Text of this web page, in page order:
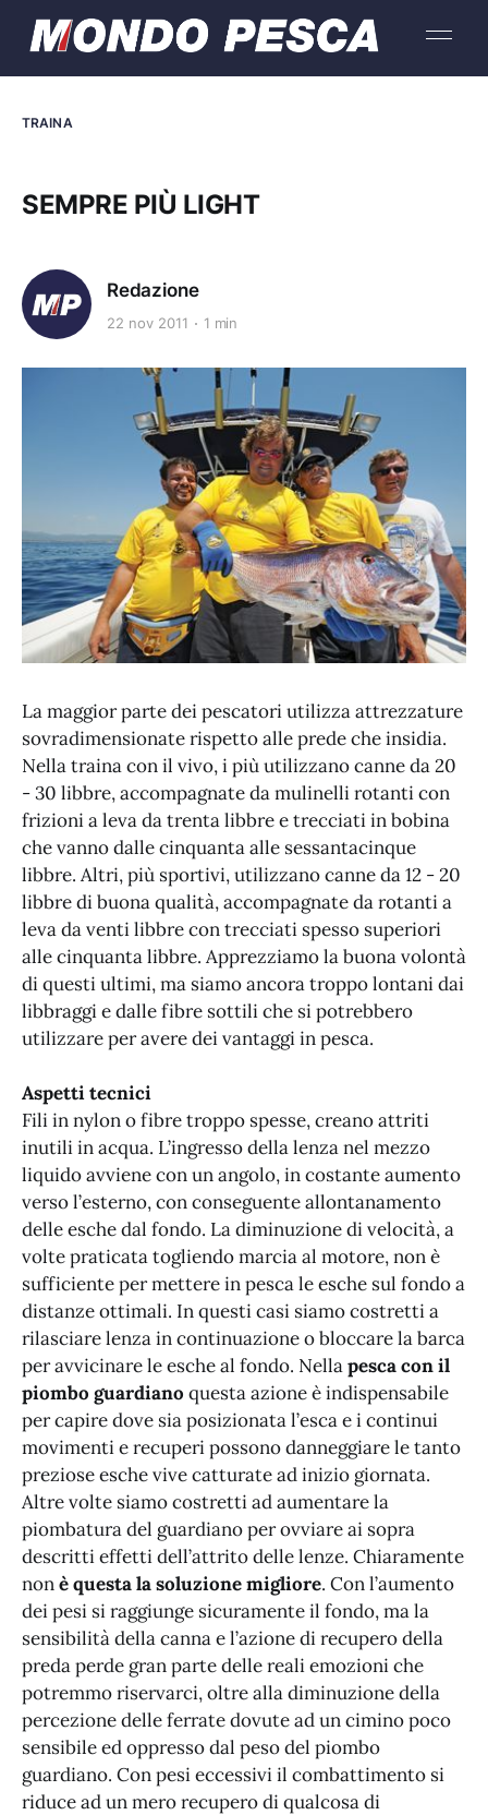
TRAINA
SEMPRE PIÙ LIGHT
Redazione
22 nov 2011 1 min
La maggior parte dei pescatori utilizza attrezzature
sovradimensionate rispetto alle prede che insidia.
Nella traina con il vivo, i più utilizzano canne da 20
- 30 libbre, accompagnate da mulinelli rotanti con
frizioni a leva da trenta libbre e trecciati in bobina
che vanno dalle cinquanta alle sessantacinque
libbre. Altri, più sportivi, utilizzano canne da 12 - 20
libbre di buona qualità, accompagnate da rotanti a
leva da venti libbre con trecciati spesso superiori
alle cinquanta libbre. Apprezziamo la buona volontà
di questi ultimi, ma siamo ancora troppo lontani dai
libbraggi e dalle fibre sottili che si potrebbero
utilizzare per avere dei vantaggi in pesca.
Aspetti tecnici
Fili in nylon o fibre troppo spesse, creano attriti
inutili in acqua. L’ingresso della lenza nel mezzo
liquido avviene con un angolo, in costante aumento
verso l’esterno, con conseguente allontanamento
delle esche dal fondo. La diminuzione di velocità, a
volte praticata togliendo marcia al motore, non è
sufficiente per mettere in pesca le esche sul fondo a
distanze ottimali. In questi casi siamo costretti a
rilasciare lenza in continuazione o bloccare la barca
per avvicinare le esche al fondo. Nellapesca con il
piombo guardiano questa azione è indispensabile
per capire dove sia posizionata l’esca e i continui
movimenti e recuperi possono danneggiare le tanto
preziose esche vive catturate ad inizio giornata.
Altre volte siamo costretti ad aumentare la
piombatura del guardiano per ovviare ai sopra
descritti effetti dell’attrito delle lenze. Chiaramente
nonè questa la soluzione migliore. Con l’aumento
dei pesi si raggiunge sicuramente il fondo, ma la
sensibilità della canna e l’azione di recupero della
preda perde gran parte delle reali emozioni che
potremmo riservarci, oltre alla diminuzione della
percezione delle ferrate dovute ad un cimino poco
sensibile ed oppresso dal peso del piombo
guardiano. Con pesi eccessivi il combattimento si
riduce ad un mero recupero di qualcosa di